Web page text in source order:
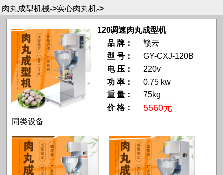
肉丸成型机械->实心肉丸机->
120调速肉丸成型机
品 牌：
赣云
型 号：
GY-CXJ-120B
电 压：
220v
功 率：
0.75 kw
重 量：
75kg
价 格：
5560元
同类设备